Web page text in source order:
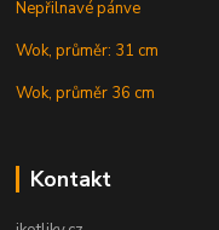
Nepřilnavé pánve
Wok, průměr: 31 cm
Wok, průměr 36 cm
Kontakt